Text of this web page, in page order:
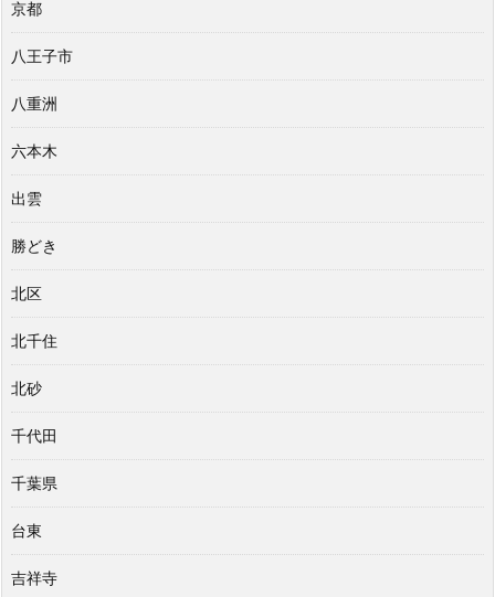
京都
八王子市
八重洲
六本木
出雲
勝どき
北区
北千住
北砂
千代田
千葉県
台東
吉祥寺